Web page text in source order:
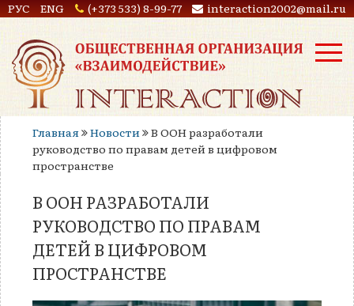
РУС ENG (+373 533) 8-99-77 interaction2002@mail.ru
Главная Новости
В ООН разработали
руководство по правам детей в цифровом
пространстве
В ООН РАЗРАБОТАЛИ
РУКОВОДСТВО ПО ПРАВАМ
ДЕТЕЙ В ЦИФРОВОМ
ПРОСТРАНСТВЕ